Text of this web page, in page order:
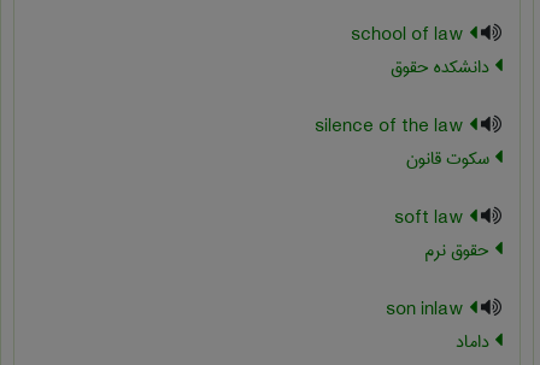
دانشکده حقوق
سکوت قانون
حقوق نرم
داماد